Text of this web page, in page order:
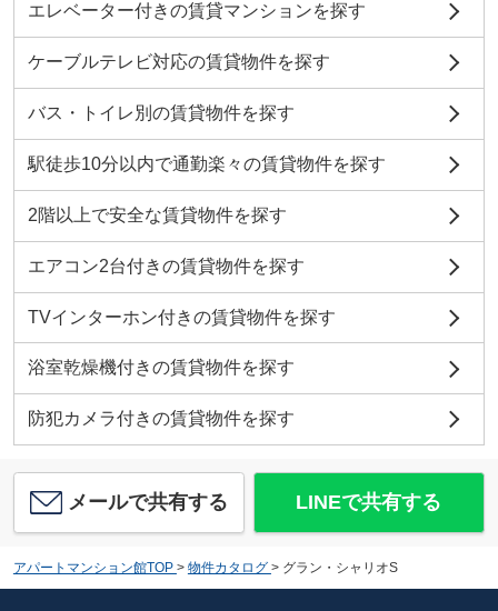
エレベーター付きの賃貸マンションを探す
ケーブルテレビ対応の賃貸物件を探す
バス・トイレ別の賃貸物件を探す
駅徒歩10分以内で通勤楽々の賃貸物件を探す
2階以上で安全な賃貸物件を探す
エアコン2台付きの賃貸物件を探す
TVインターホン付きの賃貸物件を探す
浴室乾燥機付きの賃貸物件を探す
防犯カメラ付きの賃貸物件を探す
メールで共有する LINEで共有する
アパートマンション館TOP > 物件カタログ > グラン・シャリオS